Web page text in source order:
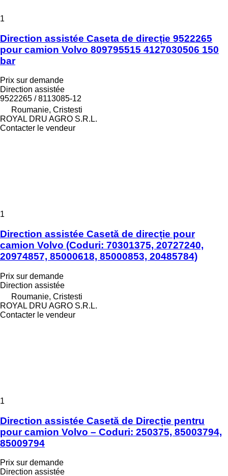
1
Direction assistée Caseta de direcție 9522265
pour camion Volvo 809795515 4127030506 150
bar
Prix sur demande
Direction assistée
9522265 / 8113085-12
Roumanie, Cristesti
ROYAL DRU AGRO S.R.L.
Contacter le vendeur
1
Direction assistée Casetă de direcție pour
camion Volvo (Coduri: 70301375, 20727240,
20974857, 85000618, 85000853, 20485784)
Prix sur demande
Direction assistée
Roumanie, Cristesti
ROYAL DRU AGRO S.R.L.
Contacter le vendeur
1
Direction assistée Casetă de Direcție pentru
pour camion Volvo – Coduri: 250375, 85003794,
85009794
Prix sur demande
Direction assistée